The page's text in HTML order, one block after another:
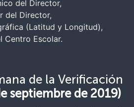
del Director,
del Director,
(Latitud y Longitud),
Centro Escolar.
de la Verificación
septiembre de 2019)